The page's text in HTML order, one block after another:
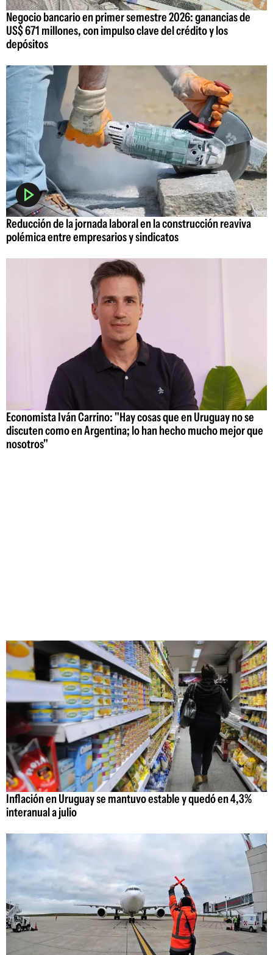
Negocio bancario en primer semestre 2026: ganancias de
US$ 671 millones, con impulso clave del crédito y los
depósitos
Reducción de la jornada laboral en la construcción reaviva
polémica entre empresarios y sindicatos
Economista Iván Carrino: "Hay cosas que en Uruguay no se
discuten como en Argentina; lo han hecho mucho mejor que
nosotros"
Inflación en Uruguay se mantuvo estable y quedó en 4,3%
interanual a julio